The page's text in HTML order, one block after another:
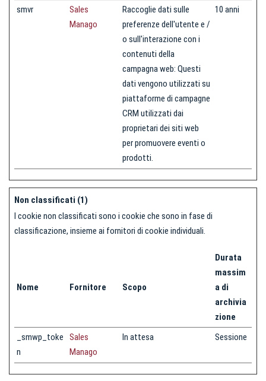
smvr
Sales
Manago
Raccoglie dati sulle
preferenze dell'utente e /
o sull'interazione con i
contenuti della
campagna web: Questi
dati vengono utilizzati su
piattaforme di campagne
CRM utilizzati dai
proprietari dei siti web
per promuovere eventi o
prodotti.
10 anni
Non classificati (1)
I cookie non classificati sono i cookie che sono in fase di
classificazione, insieme ai fornitori di cookie individuali.
Nome Fornitore Scopo
Durata
massim
a di
archivia
zione
_smwp_toke
n
Sales
Manago
In attesa Sessione